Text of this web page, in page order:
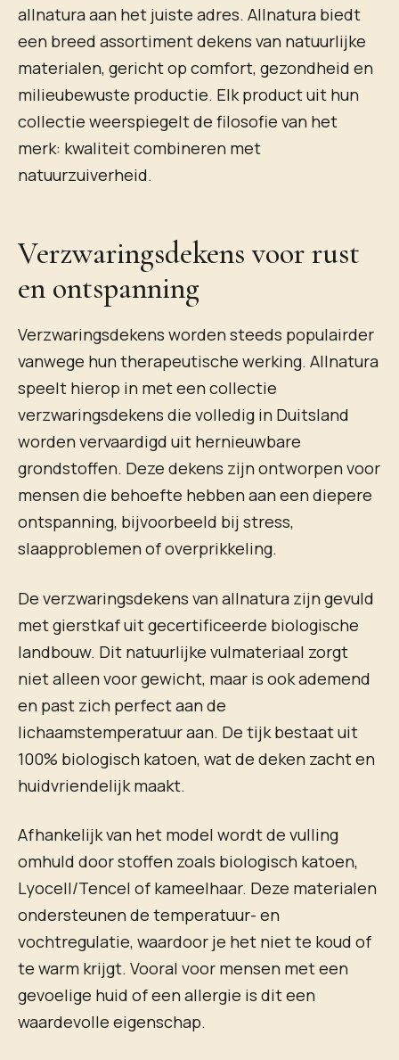
allnatura aan het juiste adres. Allnatura biedt
een breed assortiment dekens van natuurlijke
materialen, gericht op comfort, gezondheid en
milieubewuste productie. Elk product uit hun
collectie weerspiegelt de filosofie van het
merk: kwaliteit combineren met
natuurzuiverheid.
Verzwaringsdekens voor rust
en ontspanning
Verzwaringsdekens worden steeds populairder
vanwege hun therapeutische werking. Allnatura
speelt hierop in met een collectie
verzwaringsdekens die volledig in Duitsland
worden vervaardigd uit hernieuwbare
grondstoffen. Deze dekens zijn ontworpen voor
mensen die behoefte hebben aan een diepere
ontspanning, bijvoorbeeld bij stress,
slaapproblemen of overprikkeling.
De verzwaringsdekens van allnatura zijn gevuld
met gierstkaf uit gecertificeerde biologische
landbouw. Dit natuurlijke vulmateriaal zorgt
niet alleen voor gewicht, maar is ook ademend
en past zich perfect aan de
lichaamstemperatuur aan. De tijk bestaat uit
100% biologisch katoen, wat de deken zacht en
huidvriendelijk maakt.
Afhankelijk van het model wordt de vulling
omhuld door stoffen zoals biologisch katoen,
Lyocell/Tencel of kameelhaar. Deze materialen
ondersteunen de temperatuur- en
vochtregulatie, waardoor je het niet te koud of
te warm krijgt. Vooral voor mensen met een
gevoelige huid of een allergie is dit een
waardevolle eigenschap.